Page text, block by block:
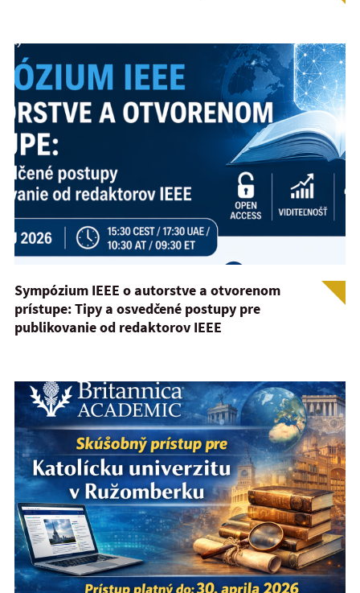
Sympózium IEEE o autorstve a otvorenom
prístupe: Tipy a osvedčené postupy pre
publikovanie od redaktorov IEEE